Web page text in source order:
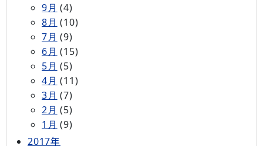
9月 (4)
8月 (10)
7月 (9)
6月 (15)
5月 (5)
4月 (11)
3月 (7)
2月 (5)
1月 (9)
2017年